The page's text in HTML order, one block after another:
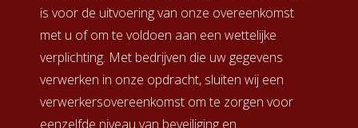
is voor de uitvoering van onze overeenkomst
met u of om te voldoen aan een wettelijke
verplichting. Met bedrijven die uw gegevens
verwerken in onze opdracht, sluiten wij een
verwerkersovereenkomst om te zorgen voor
eenzelfde niveau van beveiliging en